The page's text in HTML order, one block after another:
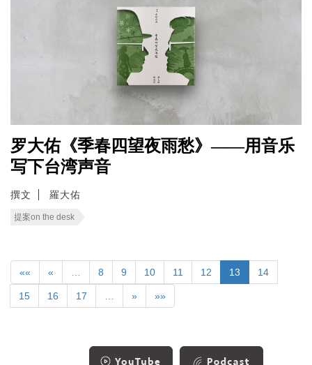
罗大佑《季春四望夜雨愁》——用音乐
写下台湾声音
撰文 羅大佑
提案on the desk
«« « 8 9 10 11 12 13 14
15 16 17 » »»